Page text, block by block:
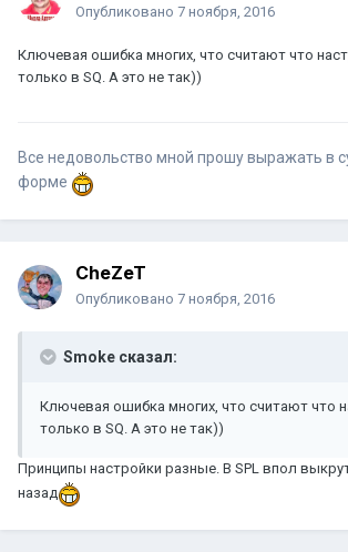
Опубликовано 7 ноября, 2016
Ключевая ошибка многих, что считают что
только в SQ. А это не так))
Все недовольство мной прошу выражать в
форме
CheZeT
Опубликовано 7 ноября, 2016
Smoke сказал:
Ключевая ошибка многих, что считают что
только в SQ. А это не так))
Принципы настройки разные. В SPL впол
назад